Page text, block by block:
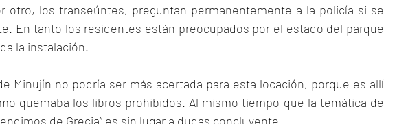
otro, los transeúntes, preguntan permanentemente a la policía si se
En tanto los residentes están preocupados por el estado del parque
la instalación.
Minujín no podría ser más acertada para esta locación, porque es allí
quemaba los libros prohibidos. Al mismo tiempo que la temática de
de Grecia” es sin lugar a dudas concluyente.